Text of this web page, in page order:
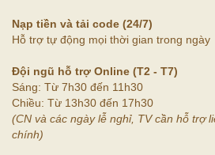
Nạp tiền và tải code (24/7)
Hỗ trợ tự động mọi thời gian trong ngày
Đội ngũ hỗ trợ Online (T2 - T7)
Sáng: Từ 7h30 đến 11h30
Chiều: Từ 13h30 đến 17h30
(CN và các ngày lễ nghỉ, TV cần hỗ trợ
chính)